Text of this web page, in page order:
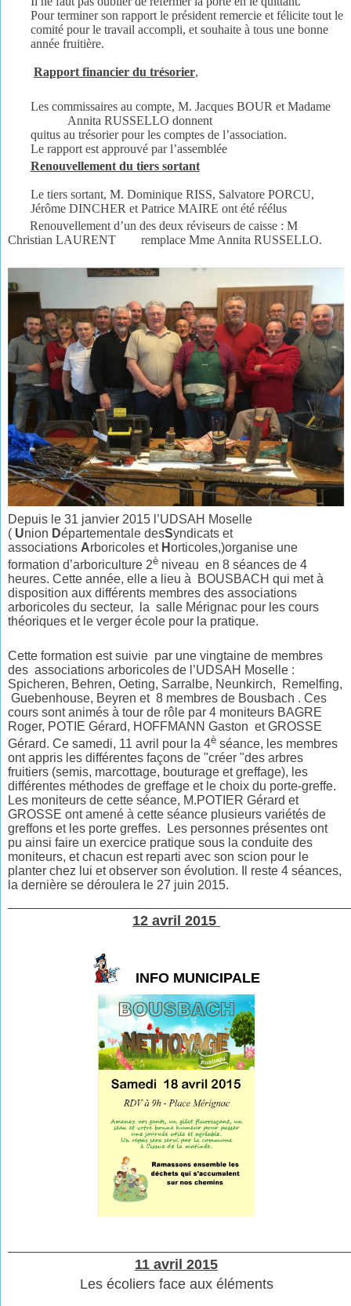
Pour terminer son rapport le président remercie et félicite tout le
comité pour le travail accompli, et souhaite à tous une bonne
année fruitière.
Rapport financier du trésorier,
Les commissaires au compte, M. Jacques BOUR et Madame
Annita RUSSELLO donnent
quitus au trésorier pour les comptes de l’association.
Le rapport est approuvé par l’assemblée
Renouvellement du tiers sortant
Le tiers sortant, M. Dominique RISS, Salvatore PORCU,
Jérôme DINCHER et Patrice MAIRE ont été réélus
Renouvellement d’un des deux réviseurs de caisse : M
Christian LAURENT remplace Mme Annita RUSSELLO.
Depuis le 31 janvier 2015 l’UDSAH Moselle
( Union Départementale desSyndicats et
associations Arboricoles et Horticoles,)organise une
formation d’arboriculture 2è niveau en 8 séances de 4
heures. Cette année, elle a lieu à BOUSBACH qui met à
disposition aux différents membres des associations
arboricoles du secteur, la salle Mérignac pour les cours
théoriques et le verger école pour la pratique.
Cette formation est suivie par une vingtaine de membres
des associations arboricoles de l’UDSAH Moselle :
Spicheren, Behren, Oeting, Sarralbe, Neunkirch, Remelfing,
Guebenhouse, Beyren et 8 membres de Bousbach . Ces
cours sont animés à tour de rôle par 4 moniteurs BAGRE
Roger, POTIE Gérard, HOFFMANN Gaston et GROSSE
Gérard. Ce samedi, 11 avril pour la 4è séance, les membres
ont appris les différentes façons de"créer"des arbres
fruitiers (semis, marcottage, bouturage et greffage), les
différentes méthodes de greffage et le choix du porte-greffe.
Les moniteurs de cette séance, M.POTIER Gérard et
GROSSE ont amené à cette séance plusieurs variétés de
greffons et les porte greffes. Les personnes présentes ont
pu ainsi faire un exercice pratique sous la conduite des
moniteurs, et chacun est reparti avec son scion pour le
planter chez lui et observer son évolution. Il reste 4 séances,
la dernière se déroulera le 27 juin 2015.
12 avril 2015
INFO MUNICIPALE
11 avril 2015
Les écoliers face aux éléments